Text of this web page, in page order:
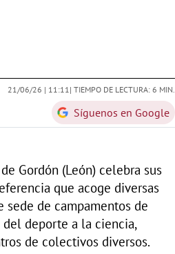
21/06/26 | 11:11| TIEMPO DE LECTURA: 6 MIN.
Síguenos en Google
Gordón (León) celebra sus
que acoge diversas
de campamentos de
deporte a la ciencia,
de colectivos diversos.